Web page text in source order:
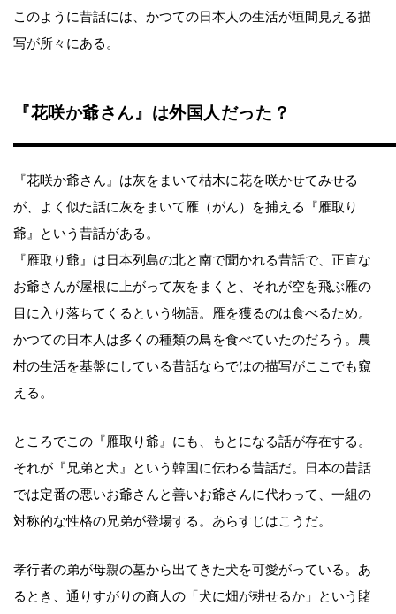
このように昔話には、かつての日本人の生活が垣間見える描
写が所々にある。
『花咲か爺さん』は外国人だった？
『花咲か爺さん』は灰をまいて枯木に花を咲かせてみせる
が、よく似た話に灰をまいて雁（がん）を捕える『雁取り
爺』という昔話がある。
『雁取り爺』は日本列島の北と南で聞かれる昔話で、正直な
お爺さんが屋根に上がって灰をまくと、それが空を飛ぶ雁の
目に入り落ちてくるという物語。雁を獲るのは食べるため。
かつての日本人は多くの種類の鳥を食べていたのだろう。農
村の生活を基盤にしている昔話ならではの描写がここでも窺
える。
ところでこの『雁取り爺』にも、もとになる話が存在する。
それが『兄弟と犬』という韓国に伝わる昔話だ。日本の昔話
では定番の悪いお爺さんと善いお爺さんに代わって、一組の
対称的な性格の兄弟が登場する。あらすじはこうだ。
孝行者の弟が母親の墓から出てきた犬を可愛がっている。あ
るとき、通りすがりの商人の「犬に畑が耕せるか」という賭